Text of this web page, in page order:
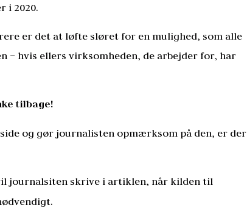
i 2020.
er det at løfte sløret for en mulighed, som alle
hvis ellers virksomheden, de arbejder for, har
tilbage!
og gør journalisten opmærksom på den, er der
journalsiten skrive i artiklen, når kilden til